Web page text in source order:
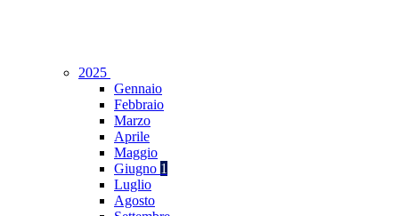
2025
Gennaio
Febbraio
Marzo
Aprile
Maggio
Giugno 1
Luglio
Agosto